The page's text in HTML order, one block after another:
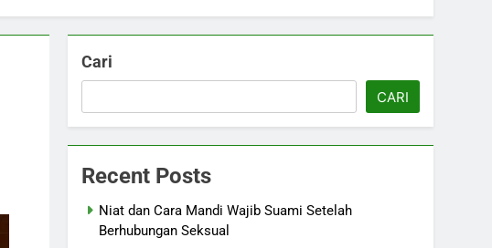
Cari
CARI
Recent Posts
Niat dan Cara Mandi Wajib Suami Setelah
Berhubungan Seksual